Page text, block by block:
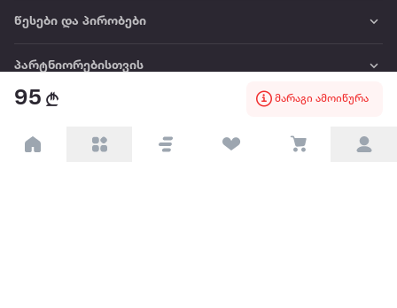
95 მარაგი ამოიწურა
წესები და პირობები
პარტნიორებისთვის
ტრენდული
პოპულარული